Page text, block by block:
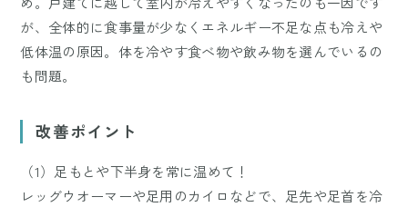
が、全体的に食事量が少なくエネルギー不足な点も冷えや
低体温の原因。体を冷やす食べ物や飲み物を選んでいるの
も問題。
改善ポイント
（1）足もとや下半身を常に温めて！
レッグウオーマーや足用のカイロなどで、足先や足首を冷